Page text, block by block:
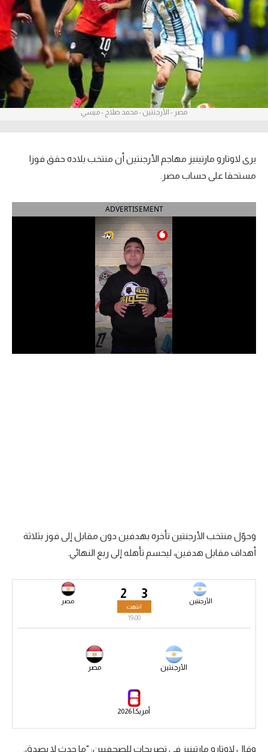
آراء حرة
ركن الألعاب
الدوري المصري
الدوري الإسباني
الدوري الإيطالي
الدوري السعودي للمحترفين
سعودي في الجول
الدوري الإنجليزي
الدوري الإسباني
كرة سلة
مصر - الأرجنتين - محمد صلاح - ميسي
يرى لاوتارو مارتينيز مهاجم الأرجنتين أن منتخب بلاده حقق فوزا
مستحقا على حساب مصر.
ADVERTISEMENT
وحوّل منتخب الأرجنتين تأخره بهدفين دون مقابل إلى فوز بثلاثة
أهداف مقابل هدفين، ليحسم تأهله إلى ربع النهائي.
3 الأرجنتين 2 مصر
انتهت
19:00
الأرجنتين مصر
أمريكا 2026
وقال لاوتارو مارتينيز في تصريحات للصحفيين: "ما حدث لا يصدق.